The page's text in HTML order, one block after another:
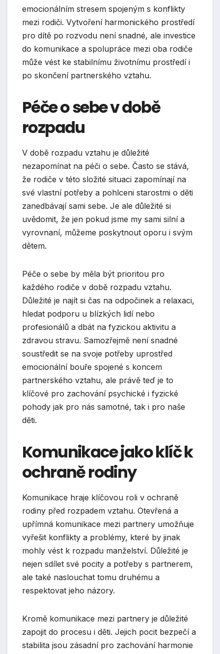
emocionálním stresem spojeným s konflikty
mezi rodiči. Vytvoření harmonického prostředí
pro dítě po rozvodu není snadné, ale investice
do komunikace a spolupráce mezi oba rodiče
může vést ke stabilnímu životnímu prostředí i
po skončení partnerského vztahu.
Péče o sebe v době
rozpadu
V době rozpadu vztahu je důležité
nezapomínat na péči o sebe. Často se stává,
že rodiče v této složité situaci zapomínají na
své vlastní potřeby a pohlceni starostmi o děti
zanedbávají sami sebe. Je ale důležité si
uvědomit, že jen pokud jsme my sami silní a
vyrovnaní, můžeme poskytnout oporu i svým
dětem.
Péče o sebe by měla být prioritou pro
každého rodiče v době rozpadu vztahu.
Důležité je najít si čas na odpočinek a relaxaci,
hledat podporu u blízkých lidí nebo
profesionálů a dbát na fyzickou aktivitu a
zdravou stravu. Samozřejmě není snadné
soustředit se na svoje potřeby uprostřed
emocionální bouře spojené s koncem
partnerského vztahu, ale právě teď je to
klíčové pro zachování psychické i fyzické
pohody jak pro nás samotné, tak i pro naše
děti.
Komunikace jako klíč k
ochraně rodiny
Komunikace hraje klíčovou roli v ochraně
rodiny před rozpadem vztahu. Otevřená a
upřímná komunikace mezi partnery umožňuje
vyřešit konflikty a problémy, které by jinak
mohly vést k rozpadu manželství. Důležité je
nejen sdílet své pocity a potřeby s partnerem,
ale také naslouchat tomu druhému a
respektovat jeho názory.
Kromě komunikace mezi partnery je důležité
zapojit do procesu i děti. Jejich pocit bezpečí a
stabilita jsou zásadní pro zachování harmonie